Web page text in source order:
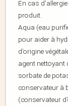
En cas
produit.
Aqua (eau
pour aider à
d’origine
agent nettoyant
sorbate de
conservateur à
(conservateur